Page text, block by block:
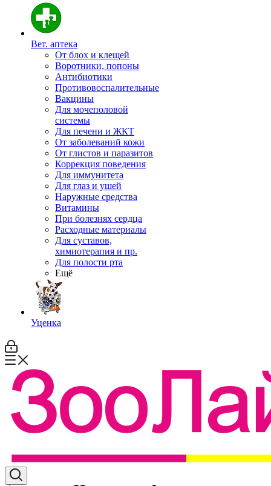
Вет. аптека
От блох и клещей
Воротники, попоны
Антибиотики
Противовоспалительные
Вакцины
Для мочеполовой
системы
Для печени и ЖКТ
От заболеваний кожи
От глистов и паразитов
Коррекция поведения
Для иммунитета
Для глаз и ушей
Наружные средства
Витамины
При болезнях сердца
Расходные материалы
Для суставов,
химиотерапия и пр.
Для полости рта
Ещё
Уценка